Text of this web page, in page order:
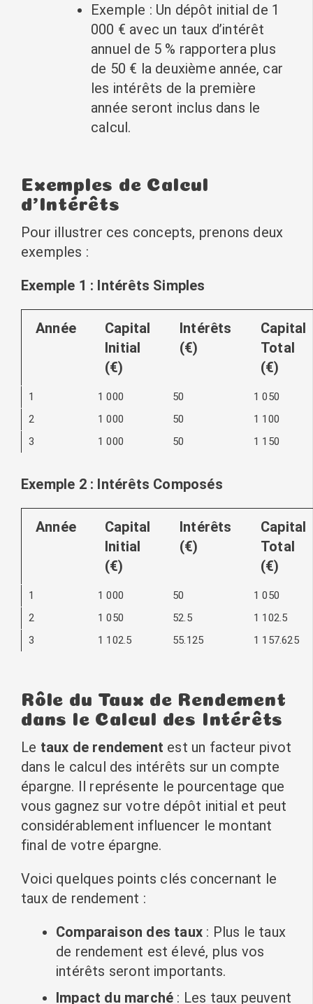
Exemple : Un dépôt initial de 1
000 € avec un taux d’intérêt
annuel de 5 % rapportera plus
de 50 € la deuxième année, car
les intérêts de la première
année seront inclus dans le
calcul.
Exemples de Calcul
d’Intérêts
Pour illustrer ces concepts, prenons deux
exemples :
Exemple 1 : Intérêts Simples
Année
Capital
Initial
(€)
Intérêts
(€)
Capital
Total
(€)
1 1 000 50
1 050
2
1 000 50
1 100
3
1 000 50 1 150
Exemple 2 : Intérêts Composés
Année
Capital
Initial
(€)
Intérêts
(€)
Capital
Total
(€)
1 1 000 50
1 050
2
1 050 52.5
1 102.5
3
1 102.5 55.125 1 157.625
Rôle du Taux de Rendement
dans le Calcul des Intérêts
Le taux de rendement est un facteur pivot
dans le calcul des intérêts sur un compte
épargne. Il représente le pourcentage que
vous gagnez sur votre dépôt initial et peut
considérablement influencer le montant
final de votre épargne.
Voici quelques points clés concernant le
taux de rendement :
Comparaison des taux : Plus le taux
de rendement est élevé, plus vos
intérêts seront importants.
Impact du marché : Les taux peuvent